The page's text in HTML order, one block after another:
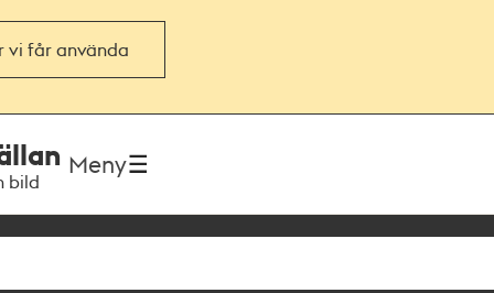
vi får använda
bild
Meny